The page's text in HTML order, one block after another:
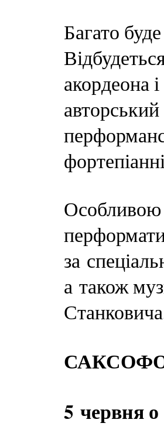
Багато
акордеона
Особливою
за
а також
5 червня